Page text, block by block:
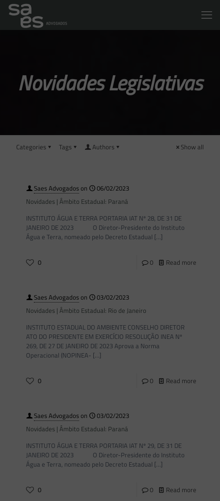
Novidades Legislativas
Categories Tags Authors Show all
Saes Advogadoson
06/02/2023
Novidades | Âmbito Estadual: Paraná
INSTITUTO ÁGUA E TERRA PORTARIA IAT Nº 28, DE 31 DE
JANEIRO DE 2023 O Diretor-Presidente do Instituto
Água e Terra, nomeado pelo Decreto Estadual […]
0 0 Read more
Saes Advogadoson
03/02/2023
Novidades | Âmbito Estadual: Rio de Janeiro
INSTITUTO ESTADUAL DO AMBIENTE CONSELHO DIRETOR
ATO DO PRESIDENTE EM EXERCÍCIO RESOLUÇÃO INEA Nº
269, DE 27 DE JANEIRO DE 2023 Aprova a Norma
Operacional (NOPINEA- […]
0 0 Read more
Saes Advogadoson
03/02/2023
Novidades | Âmbito Estadual: Paraná
INSTITUTO ÁGUA E TERRA PORTARIA IAT Nº 29, DE 31 DE
JANEIRO DE 2023 O Diretor-Presidente do Instituto
Água e Terra, nomeado pelo Decreto Estadual […]
0 0 Read more